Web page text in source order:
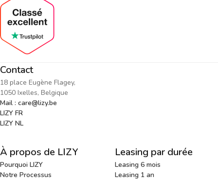
Contact
18 place Eugène Flagey,
1050 Ixelles, Belgique
Mail : care@lizy.be
LIZY FR
LIZY NL
À propos de LIZY
Pourquoi LIZY
Notre Processus
Leasing par durée
Leasing 6 mois
Leasing 1 an